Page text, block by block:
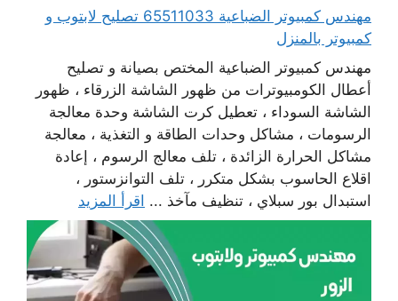
مهندس كمبيوتر الضباعية 65511033 تصليح لابتوب و
كمبيوتر بالمنزل
مهندس كمبيوتر الضباعية المختص بصيانة و تصليح
أعطال الكومبيوترات من ظهور الشاشة الزرقاء ، ظهور
الشاشة السوداء ، تعطيل كرت الشاشة وحدة معالجة
الرسومات ، مشاكل وحدات الطاقة و التغذية ، معالجة
مشاكل الحرارة الزائدة ، تلف معالج الرسوم ، إعادة
اقلاع الحاسوب بشكل متكرر ، تلف التوانزستور ،
استبدال بور سبلاي ، تنظيف مآخذ ... اقرأ المزيد